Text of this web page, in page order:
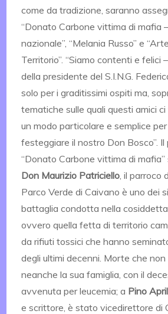
come da tradizione, saranno
“Donato Carbone vittima di mafia
nazionale”, “Melania Russo” e
Territorio”. “Siamo contenti e felici
della presidente del S.I.N.G.
solo per i graditissimi ospiti ma,
tematiche sulle quali questi amici
un modo particolare e semplice
festeggiare il nostro Don Bosco”.
“Donato Carbone vittima di
Don Maurizio Patriciello, il parroco
Parco Verde di Caivano è uno dei
battaglia condotta nella cosiddetta
ovvero quella fetta di territorio
da rifiuti tossici che hanno
degli ultimi decenni. Morte che
neanche la sua famiglia, con il
avvenuta per leucemia; a Pino
e scrittore, è stato vicedirettore di